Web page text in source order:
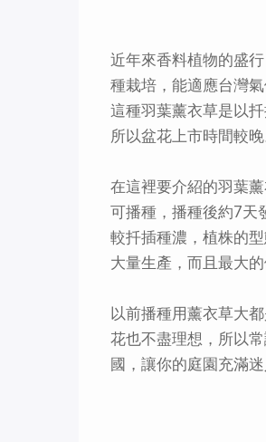
近年來香料植物的盛
種栽培，能適應台灣
這種羽葉薰衣草是以
所以盆花上市時間較晚
在這裡要介紹的羽葉
可播種，播種後約7天
較扦插種濃，植株的
大量生產，而且最大
以前播種用薰衣草大
花也不盡理想，所以
國，讓你的庭園充滿迷